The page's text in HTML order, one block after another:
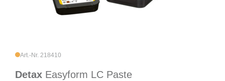
Art.-Nr. 218410
Detax Easyform LC Paste